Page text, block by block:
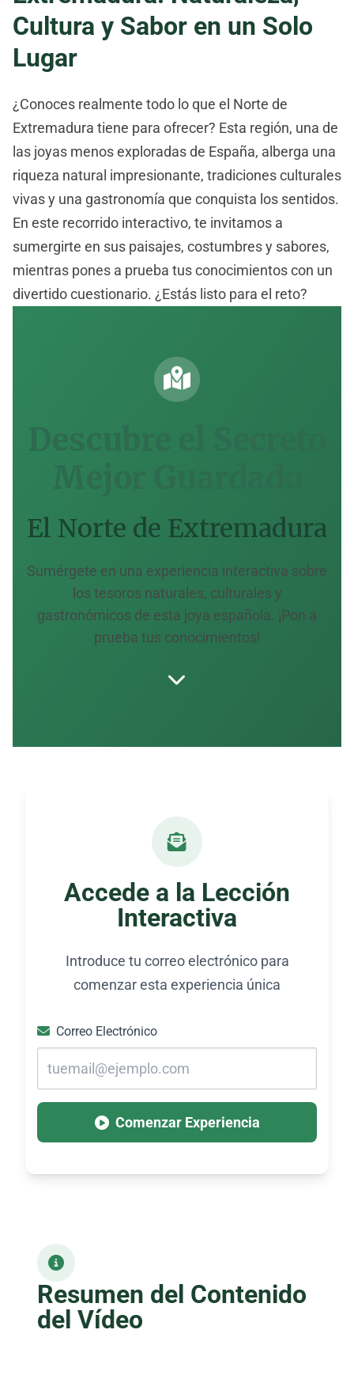
Cultura y Sabor en un Solo
Lugar
¿Conoces realmente todo lo que el Norte de
Extremadura tiene para ofrecer? Esta región, una de
las joyas menos exploradas de España, alberga una
riqueza natural impresionante, tradiciones culturales
vivas y una gastronomía que conquista los sentidos.
En este recorrido interactivo, te invitamos a
sumergirte en sus paisajes, costumbres y sabores,
mientras pones a prueba tus conocimientos con un
divertido cuestionario. ¿Estás listo para el reto?
El Norte de Extremadura
Sumérgete en una experiencia interactiva sobre
los tesoros naturales, culturales y
gastronómicos de esta joya española. ¡Pon a
prueba tus conocimientos!
Accede a la Lección
Interactiva
Introduce tu correo electrónico para
comenzar esta experiencia única
Correo Electrónico
Comenzar Experiencia
Resumen del Contenido
del Vídeo